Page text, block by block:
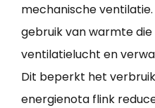
mechanische
gebruik van warmte die
ventilatielucht en
Dit beperkt het
energienota flink